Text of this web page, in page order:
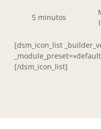
5 minutos
[dsm_icon_list
[/dsm_icon_list]